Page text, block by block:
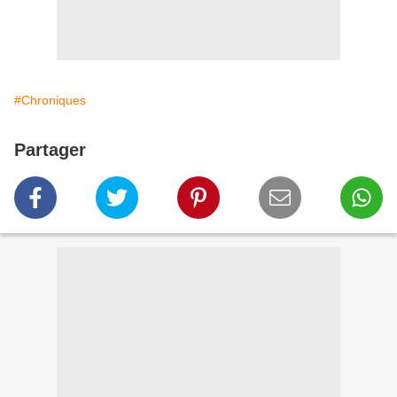
#Chroniques
Partager